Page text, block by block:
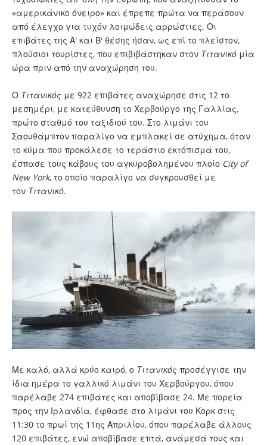
«αμερικάνικο όνειρο» και έπρεπε πρώτα να περάσουν
από έλεγχο για τυχόν λοιμώδεις αρρώστιες. Οι
επιβάτες της Α' και Β' θέσης ήσαν, ως επί το πλείστον,
πλούσιοι τουρίστες, που επιβιβάστηκαν στον Τιτανικό μία
ώρα πριν από την αναχώρηση του.
Ο Τιτανικός με 922 επιβάτες αναχώρησε στις 12 το
μεσημέρι, με κατεύθυνση το Χερβούργο της Γαλλίας,
πρώτο σταθμό του ταξιδιού του. Στο λιμάνι του
Σαουθάμπτον παραλίγο να εμπλακεί σε ατύχημα, όταν
το κύμα που προκάλεσε το τεράστιο εκτόπισμά του,
έσπασε τους κάβους του αγκυροβολημένου πλοίο City of
New York, το οποίο παραλίγο να συγκρουσθεί με
τον Τιτανικό.
Με καλό, αλλά κρύο καιρό, ο Τιτανικός προσέγγισε την
ίδια ημέρα το γαλλικό λιμάνι του Χερβούργου, όπου
παρέλαβε 274 επιβάτες και αποβίβασε 24. Με πορεία
προς την Ιρλανδία, έφθασε στο λιμάνι του Κορκ στις
11:30 το πρωί της 11ης Απριλίου, όπου παρέλαβε άλλους
120 επιβάτες, ενώ αποβίβασε επτά, ανάμεσά τους και